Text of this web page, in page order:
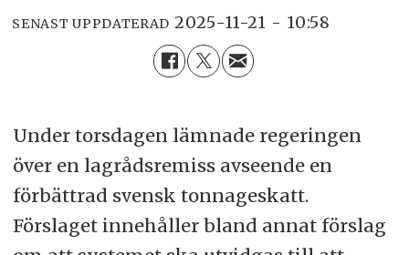
SENAST UPPDATERAD 2025-11-21 - 10:58
Under torsdagen lämnade regeringen
över en lagrådsremiss avseende en
förbättrad svensk tonnageskatt.
Förslaget innehåller bland annat förslag